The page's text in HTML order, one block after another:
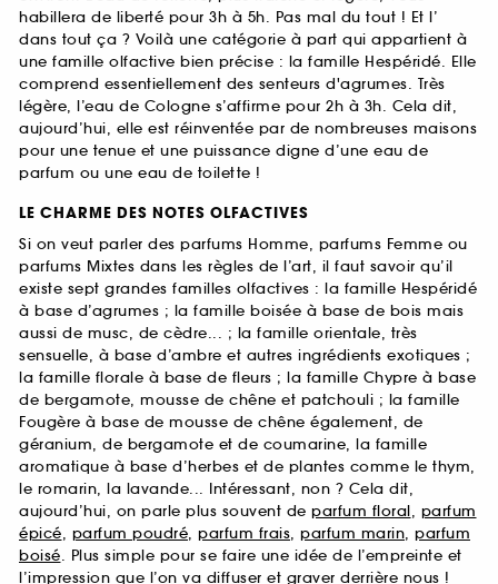
habillera de liberté pour 3h à 5h. Pas mal du tout ! Et l’
dans tout ça ? Voilà une catégorie à part qui appartient à
une famille olfactive bien précise : la famille Hespéridé. Elle
comprend essentiellement des senteurs d'agrumes. Très
légère, l’eau de Cologne s’affirme pour 2h à 3h. Cela dit,
aujourd’hui, elle est réinventée par de nombreuses maisons
pour une tenue et une puissance digne d’une eau de
parfum ou une eau de toilette !
LE CHARME DES NOTES OLFACTIVES
Si on veut parler des parfums Homme, parfums Femme ou
parfums Mixtes dans les règles de l’art, il faut savoir qu’il
existe sept grandes familles olfactives : la famille Hespéridé
à base d’agrumes ; la famille boisée à base de bois mais
aussi de musc, de cèdre... ; la famille orientale, très
sensuelle, à base d’ambre et autres ingrédients exotiques ;
la famille florale à base de fleurs ; la famille Chypre à base
de bergamote, mousse de chêne et patchouli ; la famille
Fougère à base de mousse de chêne également, de
géranium, de bergamote et de coumarine, la famille
aromatique à base d’herbes et de plantes comme le thym,
le romarin, la lavande... Intéressant, non ? Cela dit,
aujourd’hui, on parle plus souvent de parfum floral, parfum
épicé, parfum poudré, parfum frais, parfum marin, parfum
boisé. Plus simple pour se faire une idée de l’empreinte et
l’impression que l’on va diffuser et graver derrière nous !